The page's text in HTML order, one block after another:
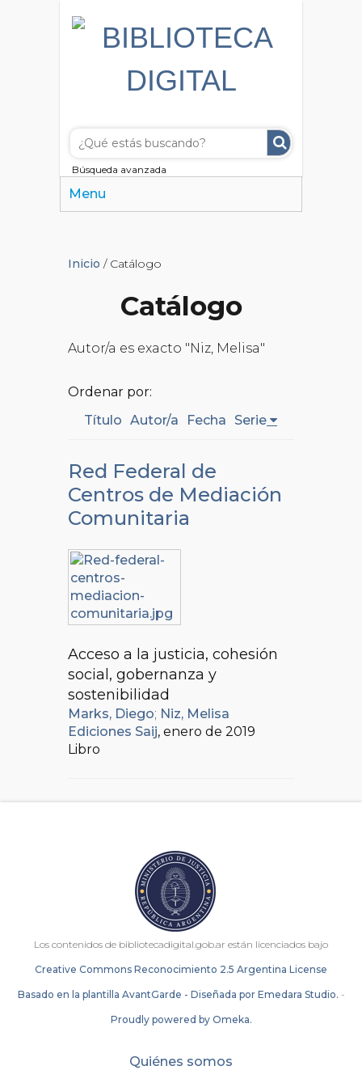
Búsqueda avanzada
Menu
Inicio / Catálogo
Catálogo
Autor/a es exacto "Niz, Melisa"
Ordenar por:
Título Autor/a Fecha Serie
Red Federal de
Centros de Mediación
Comunitaria
Acceso a la justicia, cohesión
social, gobernanza y
sostenibilidad
Marks, Diego; Niz, Melisa
Ediciones Saij, enero de 2019
Libro
Los contenidos de bibliotecadigital.gob.ar están licenciados bajo
Creative Commons Reconocimiento 2.5 Argentina License
Basado en la plantilla AvantGarde - Diseñada por Emedara Studio. -
Proudly powered by Omeka.
Quiénes somos